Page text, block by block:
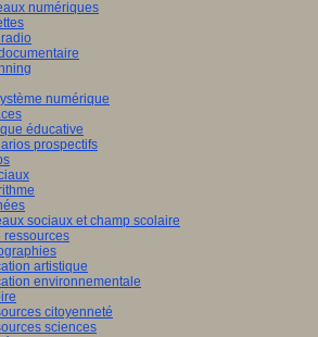
numériques
numérique
éducative
prospectifs
sociaux et champ scolaire
ressources
artistique
environnementale
citoyenneté
sciences